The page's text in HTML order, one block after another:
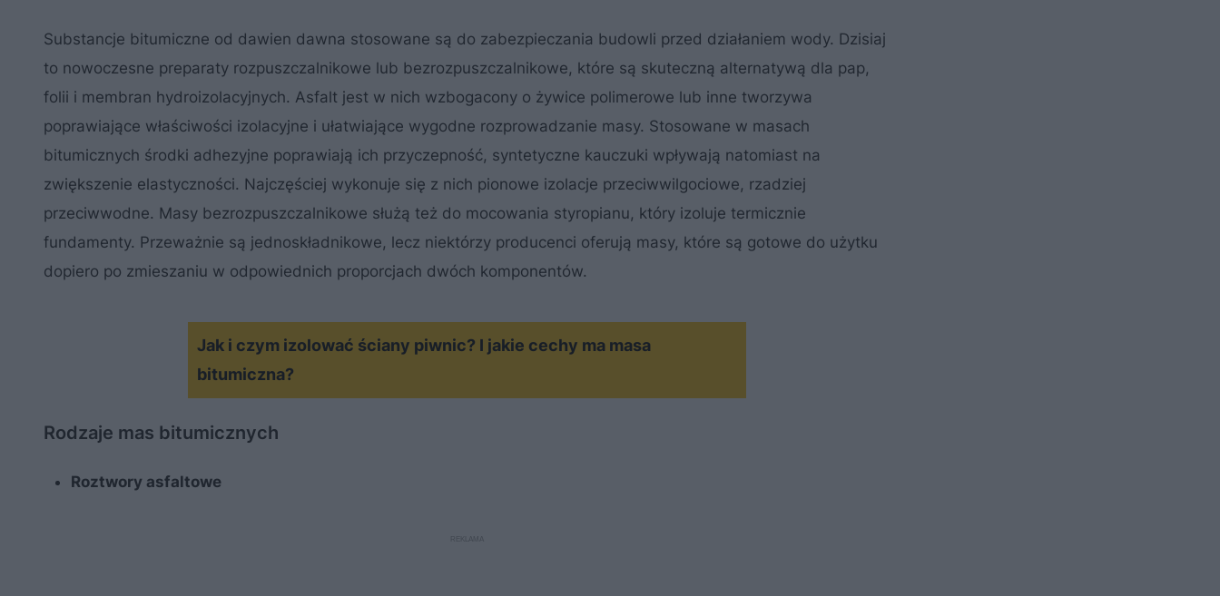
Substancje bitumiczne od dawien dawna stosowane są do zabezpieczania budowli przed działaniem wody. Dzisiaj
to nowoczesne preparaty rozpuszczalnikowe lub bezrozpuszczalnikowe, które są skuteczną alternatywą dla pap,
folii i membran hydroizolacyjnych. Asfalt jest w nich wzbogacony o żywice polimerowe lub inne tworzywa
poprawiające właściwości izolacyjne i ułatwiające wygodne rozprowadzanie masy. Stosowane w masach
bitumicznych środki adhezyjne poprawiają ich przyczepność, syntetyczne kauczuki wpływają natomiast na
zwiększenie elastyczności. Najczęściej wykonuje się z nich pionowe izolacje przeciwwilgociowe, rzadziej
przeciwwodne. Masy bezrozpuszczalnikowe służą też do mocowania styropianu, który izoluje termicznie
fundamenty. Przeważnie są jednoskładnikowe, lecz niektórzy producenci oferują masy, które są gotowe do użytku
dopiero po zmieszaniu w odpowiednich proporcjach dwóch komponentów.
Jak i czym izolować ściany piwnic? I jakie cechy ma masa
bitumiczna?
Rodzaje mas bitumicznych
Roztwory asfaltowe